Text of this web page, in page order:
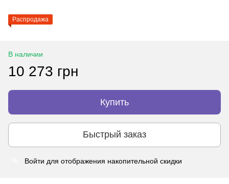
Распродажа
В наличии
10 273 грн
Купить
Быстрый заказ
Войти для отображения накопительной скидки